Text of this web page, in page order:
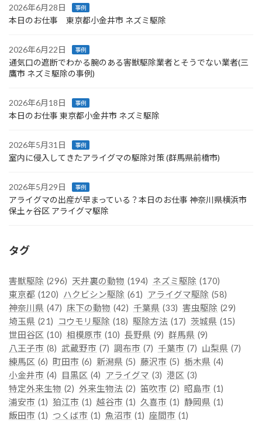
2026年6月28日 事例
本日のお仕事 東京都小金井市 ネズミ駆除
2026年6月22日 事例
通気口の遮断でわかる腕のある害獣駆除業者とそうでない業者(三
鷹市 ネズミ駆除の事例)
2026年6月18日 事例
本日のお仕事 東京都小金井市 ネズミ駆除
2026年5月31日 事例
室内に侵入してきたアライグマの駆除対策 (群馬県前橋市)
2026年5月29日 事例
アライグマの出産が早まっている？本日のお仕事 神奈川県横浜市
保土ヶ谷区 アライグマ駆除
タグ
害獣駆除 (296) 天井裏の動物 (194) ネズミ駆除 (170)
東京都 (120) ハクビシン駆除 (61) アライグマ駆除 (58)
神奈川県 (47) 床下の動物 (42) 千葉県 (33) 害虫駆除 (29)
埼玉県 (21) コウモリ駆除 (18) 駆除方法 (17) 茨城県 (15)
世田谷区 (10) 相模原市 (10) 長野県 (9) 群馬県 (9)
八王子市 (8) 武蔵野市 (7) 調布市 (7) 千葉市 (7) 山梨県 (7)
練馬区 (6) 町田市 (6) 新潟県 (5) 藤沢市 (5) 栃木県 (4)
小金井市 (4) 目黒区 (4) アライグマ (3) 港区 (3)
特定外来生物 (2) 外来生物法 (2) 笛吹市 (2) 昭島市 (1)
浦安市 (1) 狛江市 (1) 越谷市 (1) 久喜市 (1) 静岡県 (1)
飯田市 (1) つくば市 (1) 魚沼市 (1) 座間市 (1)